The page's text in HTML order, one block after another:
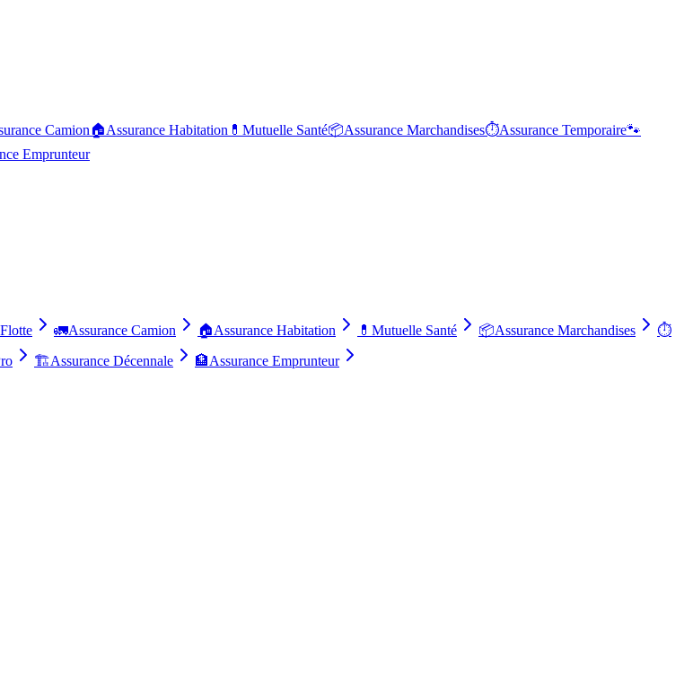
Camion🏠Assurance Habitation 💊 Mutuelle Santé📦Assurance Marchandises⏱️Assurance Temporaire🐾
Emprunteur
🚛Assurance Camion 🏠Assurance Habitation 💊 Mutuelle Santé 📦Assurance Marchandises
⏱️
🏗️Assurance Décennale 🏦Assurance Emprunteur